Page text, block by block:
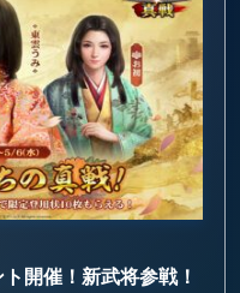
開催！新武将参戦！